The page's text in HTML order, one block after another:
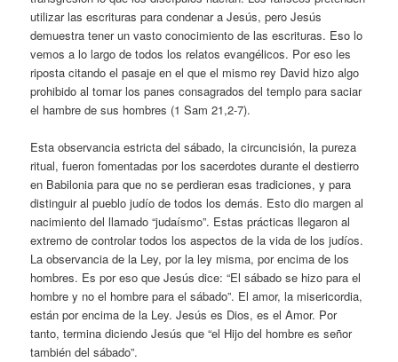
utilizar las escrituras para condenar a Jesús, pero Jesús
demuestra tener un vasto conocimiento de las escrituras. Eso lo
vemos a lo largo de todos los relatos evangélicos. Por eso les
riposta citando el pasaje en el que el mismo rey David hizo algo
prohibido al tomar los panes consagrados del templo para saciar
el hambre de sus hombres (1 Sam 21,2-7).
Esta observancia estricta del sábado, la circuncisión, la pureza
ritual, fueron fomentadas por los sacerdotes durante el destierro
en Babilonia para que no se perdieran esas tradiciones, y para
distinguir al pueblo judío de todos los demás. Esto dio margen al
nacimiento del llamado “judaísmo”. Estas prácticas llegaron al
extremo de controlar todos los aspectos de la vida de los judíos.
La observancia de la Ley, por la ley misma, por encima de los
hombres. Es por eso que Jesús dice: “El sábado se hizo para el
hombre y no el hombre para el sábado”. El amor, la misericordia,
están por encima de la Ley. Jesús es Dios, es el Amor. Por
tanto, termina diciendo Jesús que “el Hijo del hombre es señor
también del sábado”.